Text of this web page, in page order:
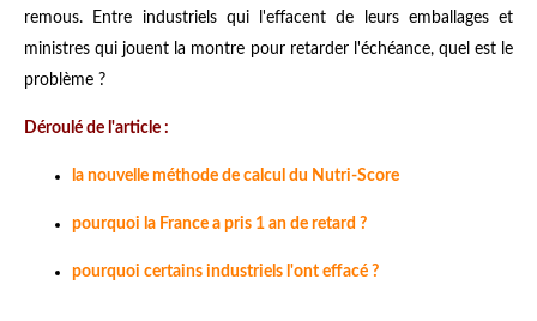
remous. Entre industriels qui l'effacent de leurs emballages et
ministres qui jouent la montre pour retarder l'échéance, quel est le
problème ?
Déroulé de l'article :
la nouvelle méthode de calcul du Nutri-Score
pourquoi la France a pris 1 an de retard ?
pourquoi certains industriels l'ont effacé ?